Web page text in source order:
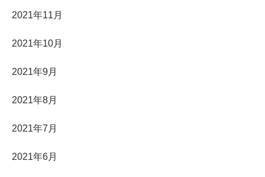
2021年11月
2021年10月
2021年9月
2021年8月
2021年7月
2021年6月